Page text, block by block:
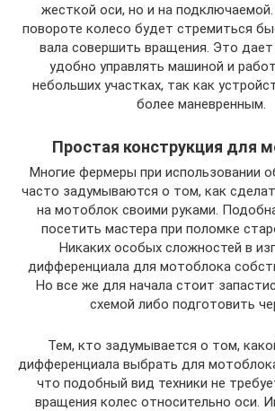
жесткой оси, но и на
повороте колесо будет стремиться
вала совершить вращения. Это
удобно управлять машиной и
небольших участках, так как
более маневренным.
Простая конструкция для
Многие фермеры при использовании
часто задумываются о том, как
на мотоблок своими руками.
посетить мастера при поломке
Никаких особых сложностей в
дифференциала для мотоблока
Но все же для начала стоит
схемой либо подготовить
Тем, кто задумывается о том,
дифференциала выбрать для
что подобный вид техники не
вращения колес относительно оси.